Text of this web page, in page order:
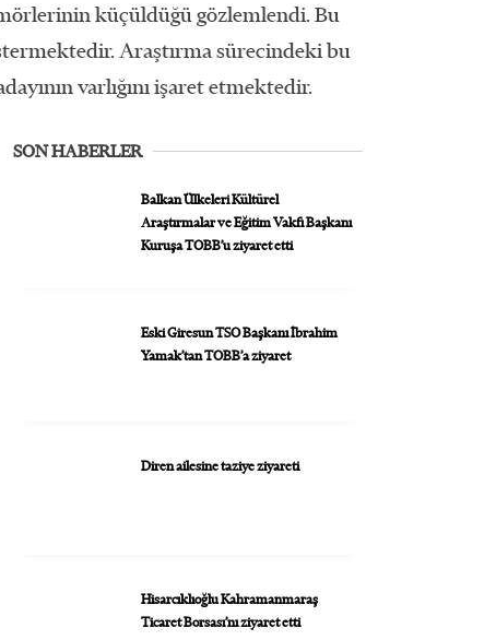
küçüldüğü gözlemlendi. Bu
Araştırma sürecindeki bu
varlığını işaret etmektedir.
SON HABERLER
Balkan Ülkeleri Kültürel
Araştırmalar ve Eğitim Vakfı Başkanı
Kuruşa TOBB’u ziyaret etti
Eski Giresun TSO Başkanı İbrahim
Yamak’tan TOBB’a ziyaret
Diren ailesine taziye ziyareti
Hisarcıklıoğlu Kahramanmaraş
Ticaret Borsası’nı ziyaret etti